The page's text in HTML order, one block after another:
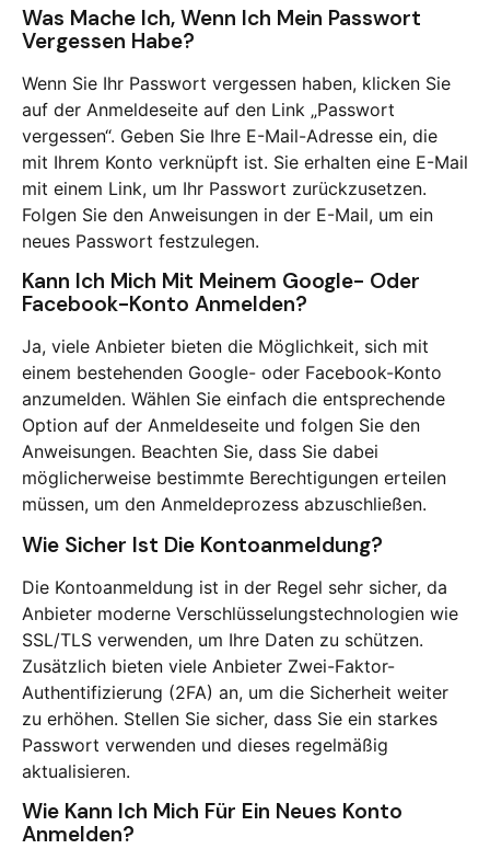
Was Mache Ich, Wenn Ich Mein Passwort
Vergessen Habe?
Wenn Sie Ihr Passwort vergessen haben, klicken Sie
auf der Anmeldeseite auf den Link „Passwort
vergessen“. Geben Sie Ihre E-Mail-Adresse ein, die
mit Ihrem Konto verknüpft ist. Sie erhalten eine E-Mail
mit einem Link, um Ihr Passwort zurückzusetzen.
Folgen Sie den Anweisungen in der E-Mail, um ein
neues Passwort festzulegen.
Kann Ich Mich Mit Meinem Google- Oder
Facebook-Konto Anmelden?
Ja, viele Anbieter bieten die Möglichkeit, sich mit
einem bestehenden Google- oder Facebook-Konto
anzumelden. Wählen Sie einfach die entsprechende
Option auf der Anmeldeseite und folgen Sie den
Anweisungen. Beachten Sie, dass Sie dabei
möglicherweise bestimmte Berechtigungen erteilen
müssen, um den Anmeldeprozess abzuschließen.
Wie Sicher Ist Die Kontoanmeldung?
Die Kontoanmeldung ist in der Regel sehr sicher, da
Anbieter moderne Verschlüsselungstechnologien wie
SSL/TLS verwenden, um Ihre Daten zu schützen.
Zusätzlich bieten viele Anbieter Zwei-Faktor-
Authentifizierung (2FA) an, um die Sicherheit weiter
zu erhöhen. Stellen Sie sicher, dass Sie ein starkes
Passwort verwenden und dieses regelmäßig
aktualisieren.
Wie Kann Ich Mich Für Ein Neues Konto
Anmelden?